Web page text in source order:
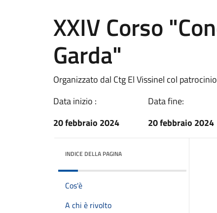
XXIV Corso
Garda"
Organizzato dal Ctg El Vissinel col
Data inizio :
20 febbraio 2024
Data fine:
20 febbraio 2024
INDICE DELLA PAGINA
Cos'è
A chi è rivolto